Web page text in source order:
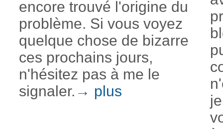
encore trouvé l'origine du
problème. Si vous voyez
quelque chose de bizarre
ces prochains jours,
n'hésitez pas à me le
signaler. → plus